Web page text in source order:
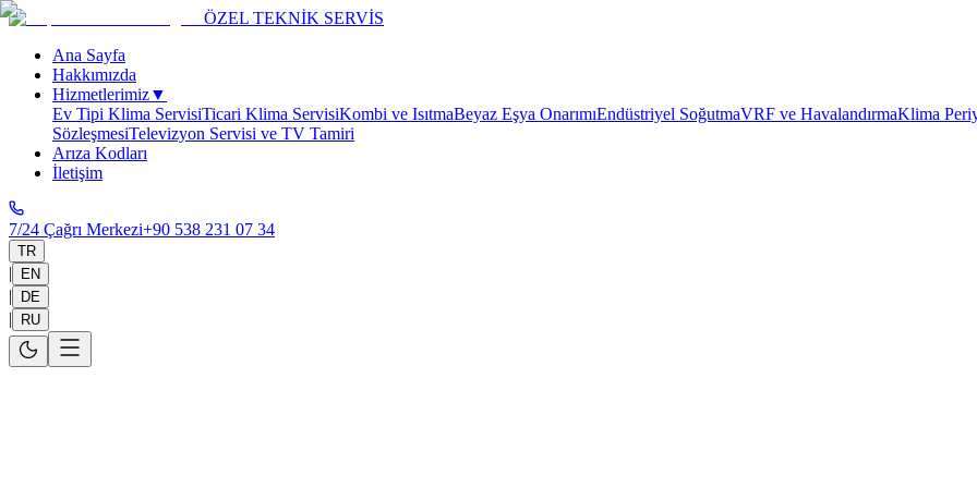
ÖZEL TEKNİK SERVİS
Ana Sayfa
Hakkımızda
Hizmetlerimiz▼
Ev Tipi Klima ServisiTicari Klima ServisiKombi ve IsıtmaBeyaz Eşya OnarımıEndüstriyel SoğutmaVRF ve HavalandırmaKlima
SözleşmesiTelevizyon Servisi ve TV Tamiri
Arıza Kodları
İletişim
7/24 Çağrı Merkezi+90 538 231 07 34
TR
| EN
| DE
| RU